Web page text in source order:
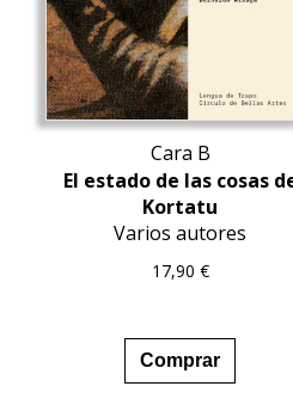
Cara B
El estado de las cosas
Kortatu
Varios autores
17,90 €
Comprar